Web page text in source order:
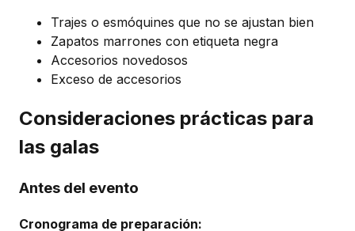
Trajes o esmóquines que no se ajustan bien
Zapatos marrones con etiqueta negra
Accesorios novedosos
Exceso de accesorios
Consideraciones prácticas para
las galas
Antes del evento
Cronograma de preparación: